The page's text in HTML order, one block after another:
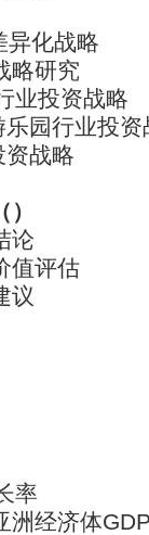
异化战略
略研究
业投资战略
园行业投资
战略
论
值评估
议
率
洲经济体